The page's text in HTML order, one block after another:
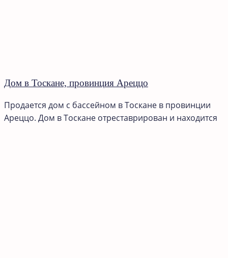
Дом в Тоскане, провинция Ареццо
Продается дом с бассейном в Тоскане в провинции
Ареццо. Дом в Тоскане отреставрирован и находится